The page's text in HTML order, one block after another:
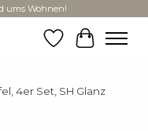
ums Wohnen!
Wunschzettel
Ihr
4er Set, SH Glanz